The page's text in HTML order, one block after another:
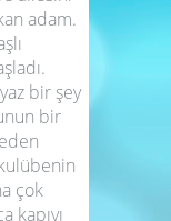
adam.
bir şey
bir
çok
kapıyı